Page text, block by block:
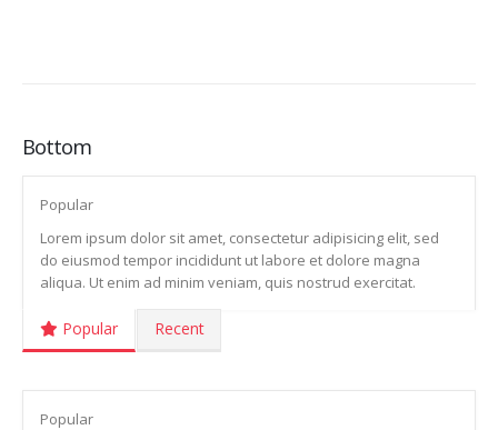
Bottom
Popular
Lorem ipsum dolor sit amet, consectetur adipisicing elit, sed
do eiusmod tempor incididunt ut labore et dolore magna
aliqua. Ut enim ad minim veniam, quis nostrud exercitat.
Popular Recent
Popular